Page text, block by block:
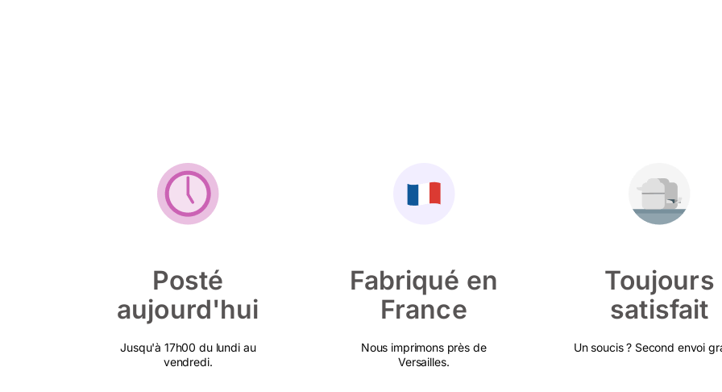
Posté
aujourd'hui
Jusqu'à 17h00 du lundi au
vendredi.
Fabriqué en
France
Nous imprimons près de
Versailles.
Toujours
satisfait
Un soucis ? Second envoi